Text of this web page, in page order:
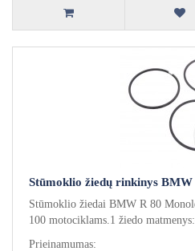
Stūmoklio žiedų rinkinys BMW
Stūmoklio žiedai BMW R 80
100 motociklams.1 žiedo
Prieinamumas: